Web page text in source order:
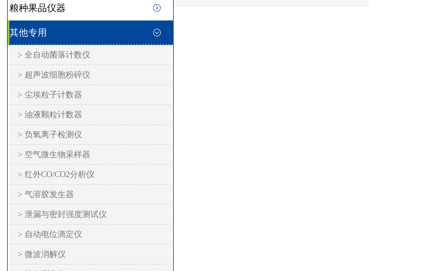
粮种果品仪器
其他专用
> 全自动菌落计数仪
> 超声波细胞粉碎仪
> 尘埃粒子计数器
> 油液颗粒计数器
> 负氧离子检测仪
> 空气微生物采样器
> 红外CO/CO2分析仪
> 气溶胶发生器
> 泄漏与密封强度测试仪
> 自动电位滴定仪
> 微波消解仪